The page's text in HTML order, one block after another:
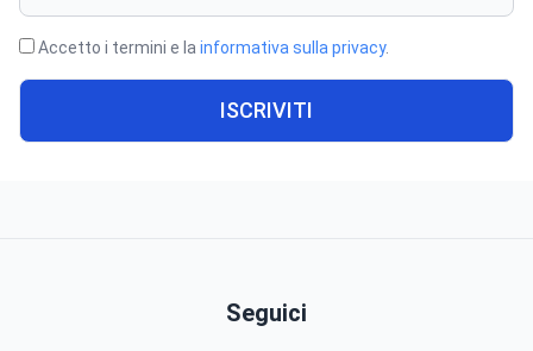
Accetto i termini e la informativa sulla privacy.
ISCRIVITI
Seguici